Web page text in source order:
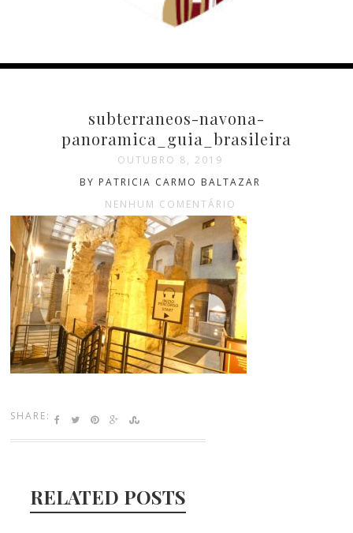
subterraneos-navona-
panoramica_guia_brasileira
OUTUBRO 8, 2019
BY PATRICIA CARMO BALTAZAR
NENHUM COMENTÁRIO
SHARE:
RELATED POSTS